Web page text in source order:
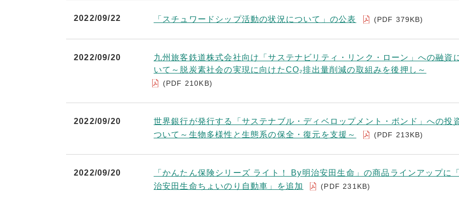
2022/09/22 「スチュワードシップ活動の状況について」の公表 (PDF 379KB)
2022/09/20
九州旅客鉄道株式会社向け「サステナビリティ・リンク・ローン」への融資
いて～脱炭素社会の実現に向けたCO₂排出量削減の取組みを後押し～
(PDF 210KB)
2022/09/20
世界銀行が発行する「サステナブル・ディベロップメント・ボンド」への投
ついて～生物多様性と生態系の保全・復元を支援～
(PDF 213KB)
2022/09/20
「かんたん保険シリーズ ライト！ By明治安田生命」の商品ラインアップに
治安田生命ちょいのり自動車」を追加
(PDF 231KB)